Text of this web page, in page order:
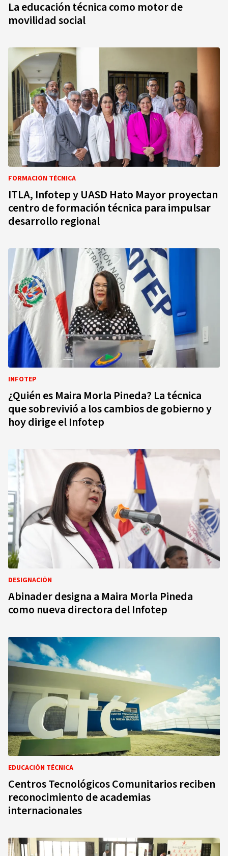
La educación técnica como motor de
movilidad social
FORMACIÓN TÉCNICA
ITLA, Infotep y UASD Hato Mayor proyectan
centro de formación técnica para impulsar
desarrollo regional
INFOTEP
¿Quién es Maira Morla Pineda? La técnica
que sobrevivió a los cambios de gobierno y
hoy dirige el Infotep
DESIGNACIÓN
Abinader designa a Maira Morla Pineda
como nueva directora del Infotep
EDUCACIÓN TÉCNICA
Centros Tecnológicos Comunitarios reciben
reconocimiento de academias
internacionales